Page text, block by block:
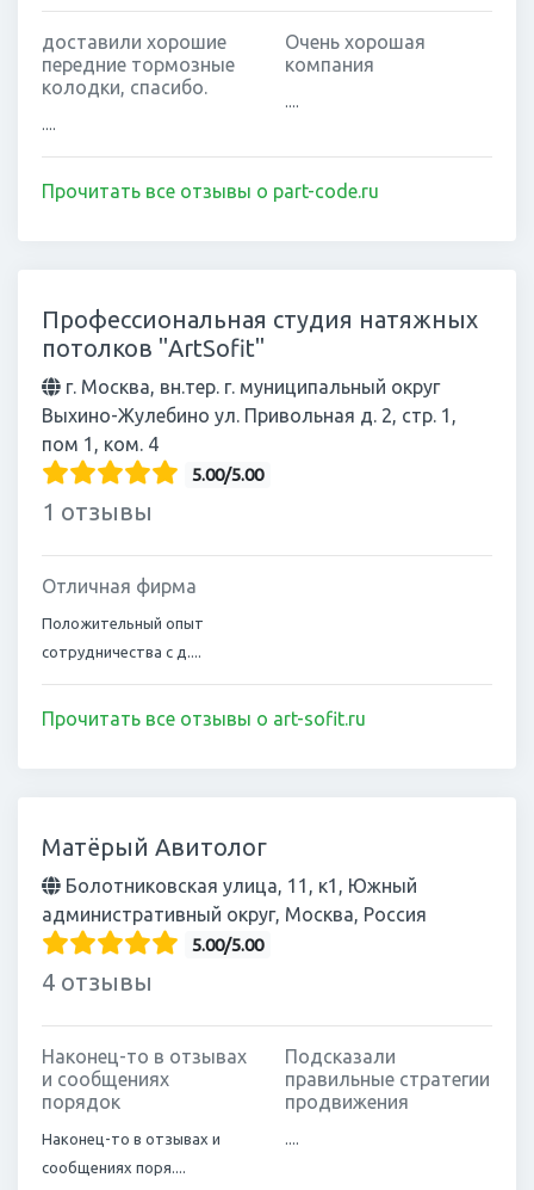
доставили хорошие
передние тормозные
колодки, спасибо.
....
Очень хорошая
компания
....
Прочитать все отзывы о part-code.ru
Профессиональная студия натяжных
потолков "ArtSofit"
г. Москва, вн.тер. г. муниципальный округ
Выхино-Жулебино ул. Привольная д. 2, стр. 1,
пом 1, ком. 4
5.00/5.00
1 отзывы
Отличная фирма
Положительный опыт
сотрудничества с д....
Прочитать все отзывы о art-sofit.ru
Матёрый Авитолог
Болотниковская улица, 11, к1, Южный
административный округ, Москва, Россия
5.00/5.00
4 отзывы
Наконец-то в отзывах
и сообщениях
порядок
Наконец-то в отзывах и
сообщениях поря....
Подсказали
правильные стратегии
продвижения